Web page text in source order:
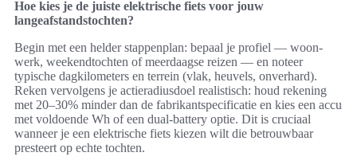
Hoe kies je de juiste elektrische fiets voor jouw
langeafstandstochten?
Begin met een helder stappenplan: bepaal je profiel — woon-
werk, weekendtochten of meerdaagse reizen — en noteer
typische dagkilometers en terrein (vlak, heuvels, onverhard).
Reken vervolgens je actieradiusdoel realistisch: houd rekening
met 20–30% minder dan de fabrikantspecificatie en kies een accu
met voldoende Wh of een dual-battery optie. Dit is cruciaal
wanneer je een elektrische fiets kiezen wilt die betrouwbaar
presteert op echte tochten.